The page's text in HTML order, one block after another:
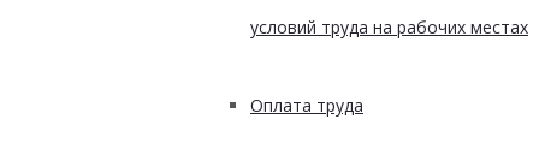
условий труда на рабочих местах
Оплата труда